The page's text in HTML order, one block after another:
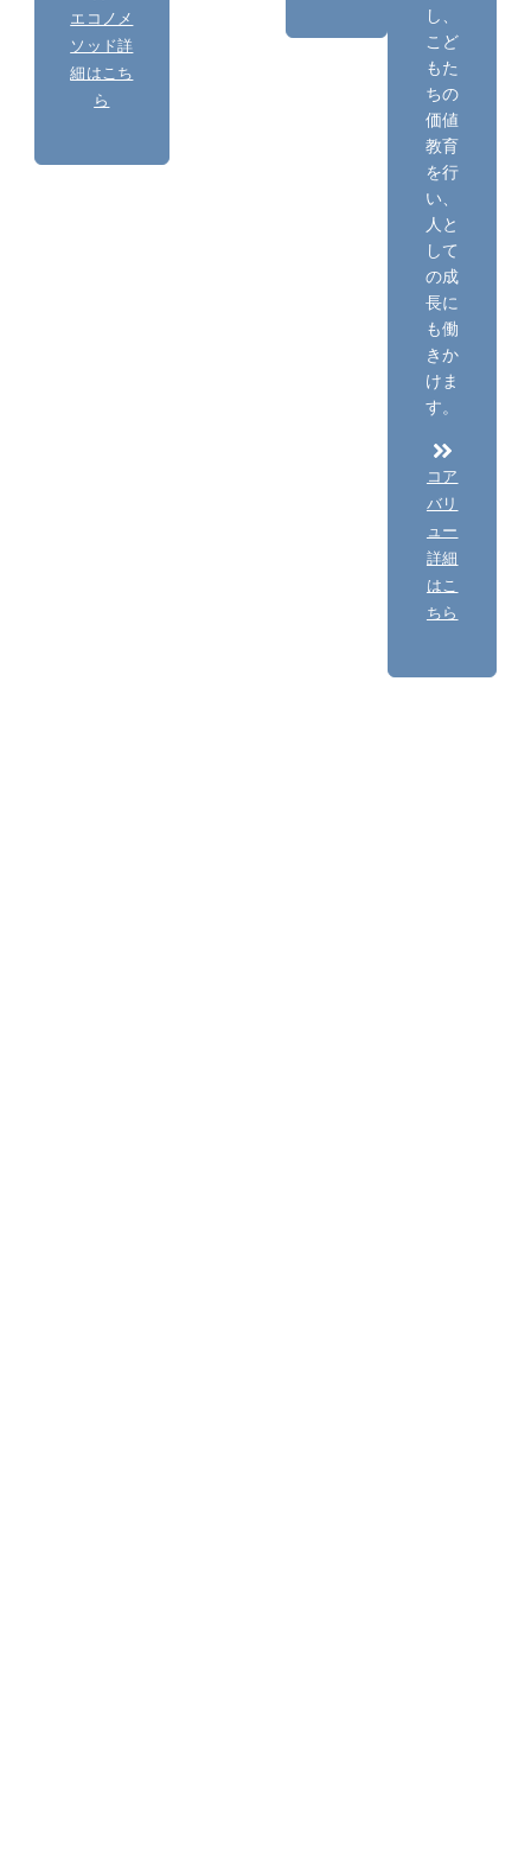
エコノメ
ソッド詳
細はこち
ら
し、
こど
もた
ちの
価値
教育
を行
い、
人と
して
の成
長に
も働
きか
けま
す。
コア
バリ
ュー
詳細
はこ
ちら